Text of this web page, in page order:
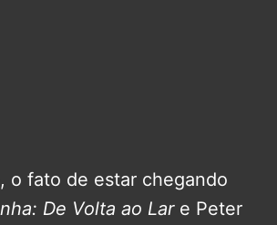
o fato de estar chegando
De Volta ao Lare Peter